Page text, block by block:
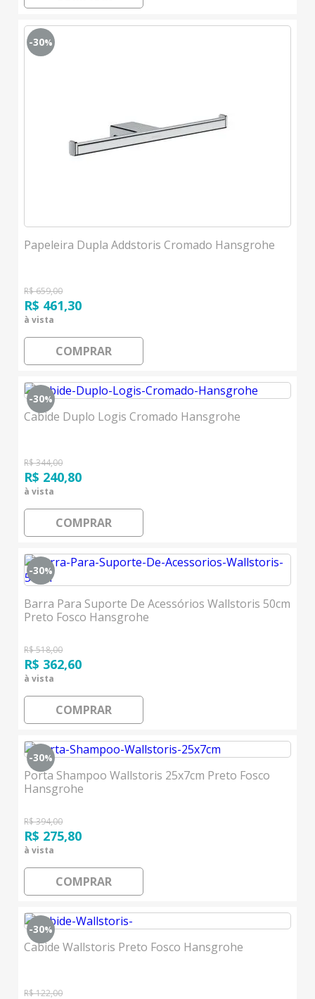
-30%
Papeleira Dupla Addstoris Cromado Hansgrohe
R$ 659,00
R$ 461,30
à vista
COMPRAR
-30%
Cabide Duplo Logis Cromado Hansgrohe
R$ 344,00
R$ 240,80
à vista
COMPRAR
-30%
Barra Para Suporte De Acessórios Wallstoris 50cm
Preto Fosco Hansgrohe
R$ 518,00
R$ 362,60
à vista
COMPRAR
-30%
Porta Shampoo Wallstoris 25x7cm Preto Fosco
Hansgrohe
R$ 394,00
R$ 275,80
à vista
COMPRAR
-30%
Cabide Wallstoris Preto Fosco Hansgrohe
R$ 122,00